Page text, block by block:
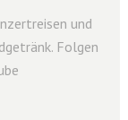
und
Folgen